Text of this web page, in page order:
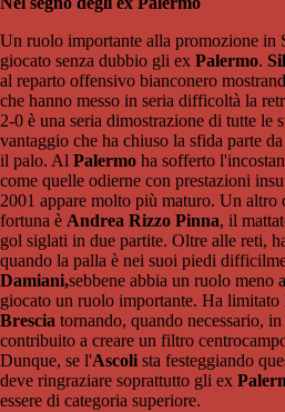
Un ruolo importante alla promozione in
giocato senza dubbio gli ex Palermo.
al reparto offensivo bianconero
che hanno messo in seria difficoltà la
2-0 è una seria dimostrazione di tutte le
vantaggio che ha chiuso la sfida parte
il palo. Al Palermo ha sofferto
come quelle odierne con prestazioni
2001 appare molto più maturo. Un altro
fortuna è Andrea Rizzo Pinna, il
gol siglati in due partite. Oltre alle reti,
quando la palla è nei suoi piedi
Damiani,sebbene abbia un ruolo meno
giocato un ruolo importante. Ha limitato
Brescia tornando, quando necessario,
contribuito a creare un filtro
Dunque, se l'Ascoli sta festeggiando
deve ringraziare soprattutto gli ex
essere di categoria superiore.